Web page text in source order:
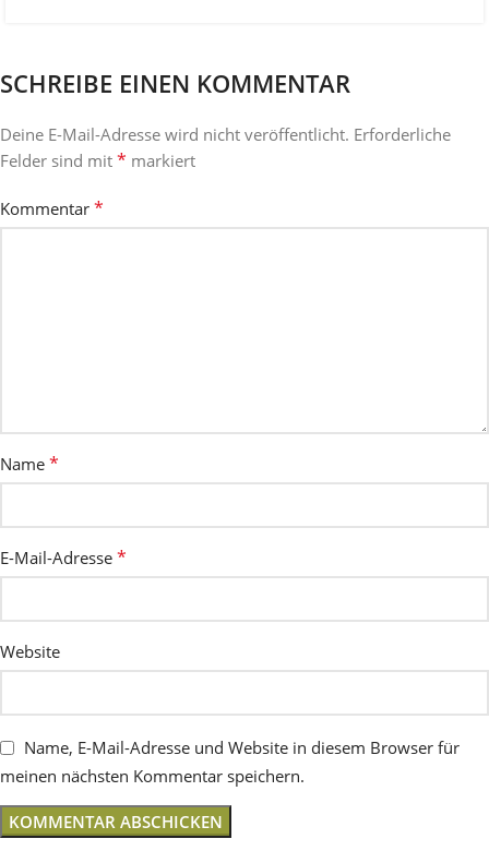
SCHREIBE EINEN KOMMENTAR
Deine E-Mail-Adresse wird nicht veröffentlicht. Erforderliche
Felder sind mit * markiert
Kommentar *
Name *
E-Mail-Adresse *
Website
Name, E-Mail-Adresse und Website in diesem Browser für
meinen nächsten Kommentar speichern.